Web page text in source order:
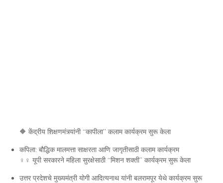
🔶 केंद्रीय शिक्षणमंत्र्यांनी “कापीला” कलाम कार्यक्रम सुरू केला
कपिला: बौद्धिक मालमत्ता साक्षरता आणि जागृतीसाठी कलाम कार्यक्रम
♀‍♀ यूपी सरकारने महिला सुरक्षेसाठी “मिशन शक्ती” कार्यक्रम सुरू केला
उत्तर प्रदेशचे मुख्यमंत्री योगी आदित्यनाथ यांनी बलरामपूर येथे कार्यक्रम सुरू